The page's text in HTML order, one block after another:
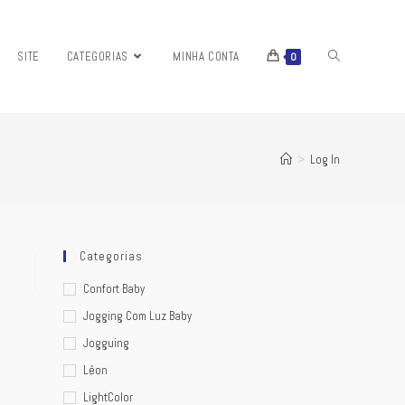
SITE CATEGORIAS MINHA CONTA 0
> Log In
Categorias
Confort Baby
Jogging Com Luz Baby
Jogguing
Léon
LightColor